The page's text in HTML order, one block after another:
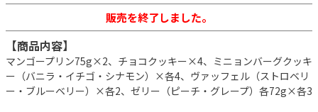
販売を終了しました。
【商品内容】
マンゴープリン75g×2、チョコクッキー×4、ミニョンバーグクッキ
ー（バニラ・イチゴ・シナモン）×各4、ヴァッフェル（ストロベリ
ー・ブルーベリー）×各2、ゼリー（ピーチ・グレープ）各72g×各3